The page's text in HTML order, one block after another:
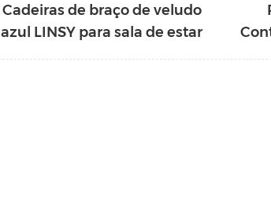
Cadeiras de braço de veludo
azul LINSY para sala de estar